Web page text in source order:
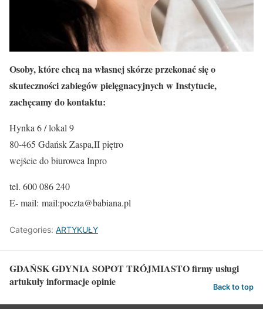
Osoby, które chcą na własnej skórze przekonać się o
skuteczności zabiegów pielęgnacyjnych w Instytucie,
zachęcamy do kontaktu:
Hynka 6 / lokal 9
80-465 Gdańsk Zaspa,II piętro
wejście do biurowca Inpro
tel. 600 086 240
E- mail: mail:poczta@babiana.pl
Categories: ARTYKUŁY
GDAŃSK GDYNIA SOPOT TRÓJMIASTO firmy usługi
artukuły informacje opinie
Back to top